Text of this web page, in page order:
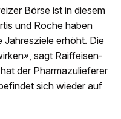
Börse ist in diesem
und Roche haben
Jahresziele erhöht. Die
sagt Raiffeisen-
der Pharmazulieferer
sich wieder auf